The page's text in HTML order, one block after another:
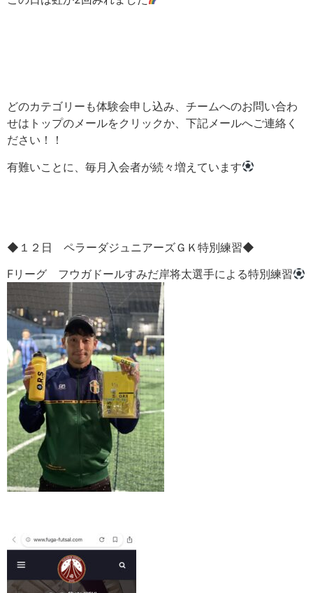
どのカテゴリーも体験会申し込み、チームへのお問い合わ
せはトップのメールをクリックか、下記メールへご連絡く
ださい！！
有難いことに、毎月入会者が続々増えています
◆１２日 ペラーダジュニアーズＧＫ特別練習◆
Fリーグ フウガドールすみだ岸将太選手による特別練習